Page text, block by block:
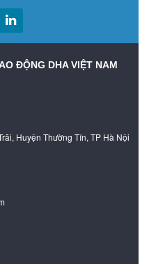
ĐỘNG DHA VIỆT NAM
Huyện Thường Tín, TP Hà Nội